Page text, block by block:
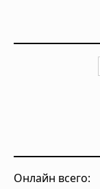
Онлайн всего: